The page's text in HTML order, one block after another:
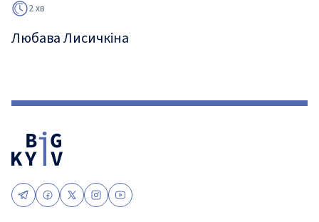
2 хв
Любава Лисичкіна